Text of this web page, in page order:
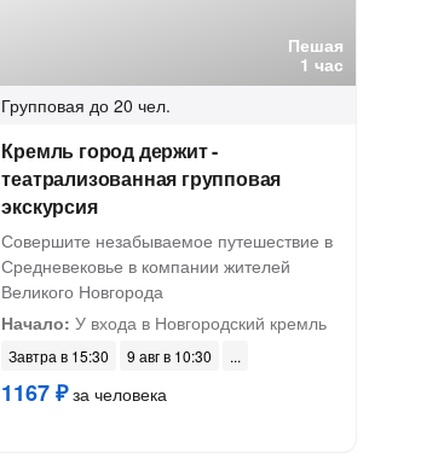
Пешая
1 час
Групповая до 20 чел.
Кремль город держит -
театрализованная групповая
экскурсия
Совершите незабываемое путешествие в
Средневековье в компании жителей
Великого Новгорода
Начало: У входа в Новгородский кремль
Завтра в 15:30 9 авг в 10:30
1167 ₽за человека